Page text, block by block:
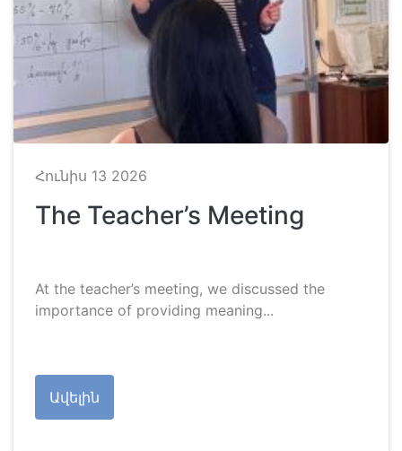
Հունիս 13 2026
The Teacher’s Meeting
At the teacher’s meeting, we discussed the
importance of providing meaning...
Ավելին